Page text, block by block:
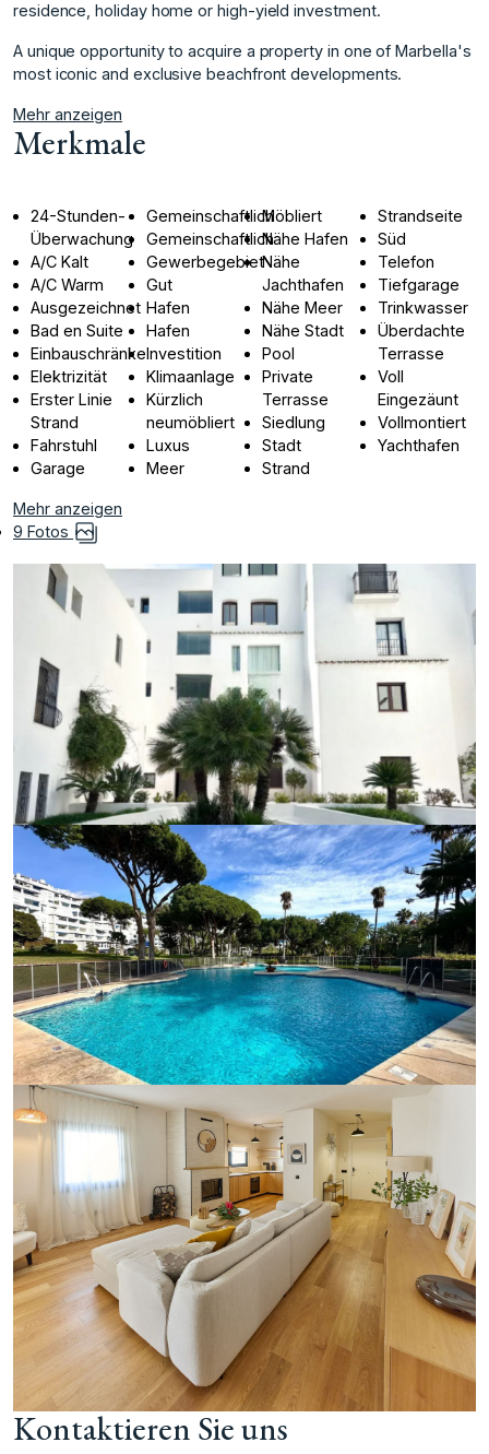
‌residence, ‌holiday home or ‌high-yield ‌investment.
A ‌unique ‌opportunity ‌to ‌acquire a ‌property in ‌one of Marbella's
‌most ‌iconic ‌and ‌exclusive ‌beachfront ‌developments.
Mehr anzeigen
Merkmale
24-Stunden-
Überwachung
A/C Kalt
A/C Warm
Ausgezeichnet
Bad en Suite
Einbauschränke
Elektrizität
Erster Linie
Strand
Fahrstuhl
Garage
Gemeinschaftlich
Gemeinschaftlich
Gewerbegebiet
Gut
Hafen
Hafen
Investition
Klimaanlage
Kürzlich
neumöbliert
Luxus
Meer
Möbliert
Nähe Hafen
Nähe
Jachthafen
Nähe Meer
Nähe Stadt
Pool
Private
Terrasse
Siedlung
Stadt
Strand
Strandseite
Süd
Telefon
Tiefgarage
Trinkwasser
Überdachte
Terrasse
Voll
Eingezäunt
Vollmontiert
Yachthafen
Mehr anzeigen
9 Fotos
Kontaktieren Sie uns